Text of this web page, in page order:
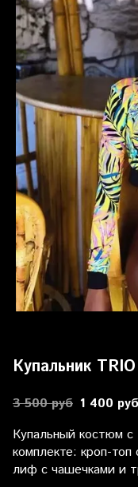
Купальник
3 500 руб 1 400 руб
Купальный костюм
комплекте: кроп-
лиф с чашечками и